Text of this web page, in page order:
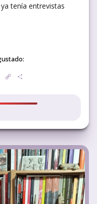
tenía entrevistas
EmailCopy